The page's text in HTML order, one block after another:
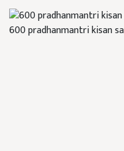
600 pradhanmantri kisan